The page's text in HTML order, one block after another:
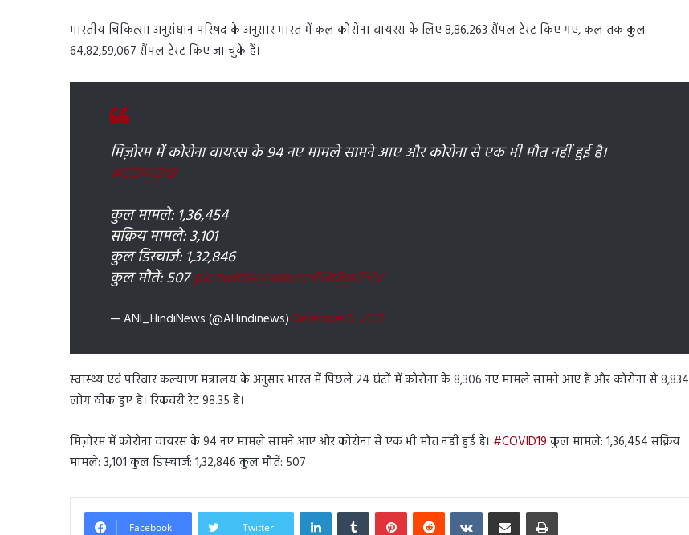
भारतीय चिकित्सा अनुसंधान परिषद के अनुसार भारत में कल कोरोना वायरस के लिए 8,86,263 सैंपल टेस्ट किए गए, कल तक कुल
64,82,59,067 सैंपल टेस्ट किए जा चुके हैं।
मिज़ोरम में कोरोना वायरस के 94 नए मामले सामने आए और कोरोना से एक भी मौत नहीं हुई है।
#COVID19
कुल मामले: 1,36,454
सक्रिय मामले: 3,101
कुल डिस्चार्ज: 1,32,846
कुल मौतें: 507pic.twitter.com/cnFHtBm7YV
— ANI_HindiNews (@AHindinews) December 6, 2021
स्वास्थ्य एवं परिवार कल्याण मंत्रालय के अनुसार भारत में पिछले 24 घंटों में कोरोना के 8,306 नए मामले सामने आए हैं और कोरोना से 8,834
लोग ठीक हुए हैं। रिकवरी रेट 98.35 है।
मिज़ोरम में कोरोना वायरस के 94 नए मामले सामने आए और कोरोना से एक भी मौत नहीं हुई है। #COVID19 कुल मामले: 1,36,454 सक्रिय
मामले: 3,101 कुल डिस्चार्ज: 1,32,846 कुल मौतें: 507
Facebook Twitter
LinkedInTumblr PinterestReddit VKontakteShare via Email Print